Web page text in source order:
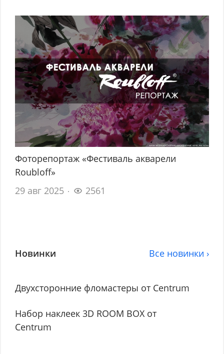
Фоторепортаж «Фестиваль акварели
Roubloff»
29 авг 2025
2561
Новинки Все новинки ›
Двухсторонние фломастеры от Centrum
Набор наклеек 3D ROOM BOX от
Centrum